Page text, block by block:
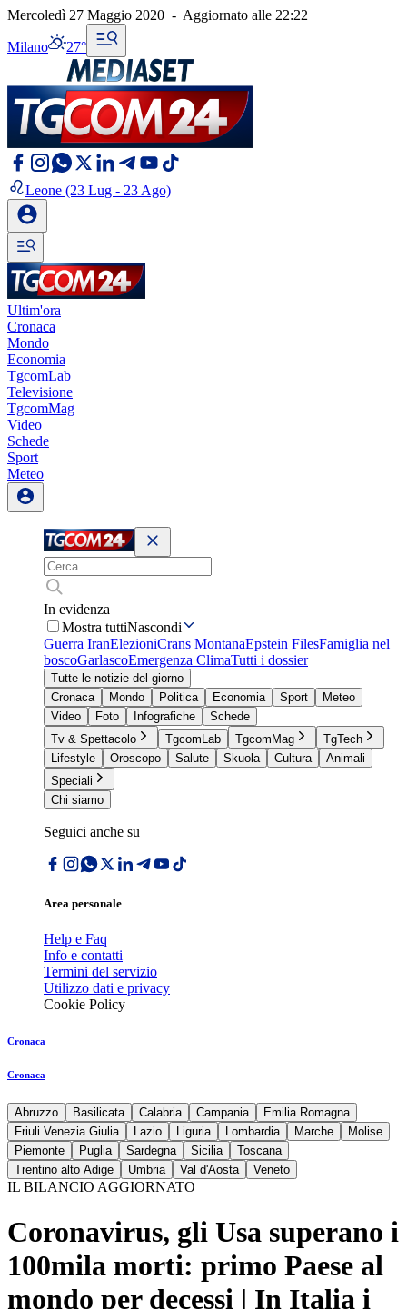
Mercoledì 27 Maggio 2020 - Aggiornato alle 22:22
Milano 27°
Leone (23 Lug - 23 Ago)
Ultim'ora
Cronaca
Mondo
Economia
TgcomLab
Televisione
TgcomMag
Video
Schede
Sport
Meteo
In evidenza
Mostra tuttiNascondi
Guerra IranElezioniCrans MontanaEpstein FilesFamiglia nel
boscoGarlascoEmergenza ClimaTutti i dossier
Tutte le notizie del giorno
Cronaca
Mondo Politica Economia Sport
Meteo
Video
Foto Infografiche
Schede
Tv & Spettacolo
TgcomLab TgcomMag
TgTech
Lifestyle
Oroscopo Salute Skuola Cultura
Animali
Speciali
Chi siamo
Seguici anche su
Area personale
Help e Faq
Info e contatti
Termini del servizio
Utilizzo dati e privacy
Cookie Policy
Cronaca
Cronaca
Abruzzo Basilicata Calabria Campania
Emilia Romagna
Friuli Venezia Giulia
Lazio Liguria Lombardia Marche
Molise
Piemonte
Puglia Sardegna Sicilia
Toscana
Trentino alto Adige
Umbria Val d'Aosta Veneto
IL BILANCIO AGGIORNATO
Coronavirus, gli Usa superano i
100mila morti: primo Paese al
mondo per decessi | In Italia i